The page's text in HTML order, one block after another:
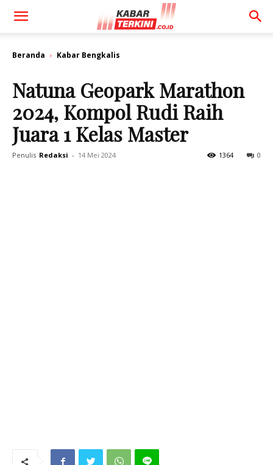
Beranda Kabar Bengkalis
Natuna Geopark Marathon
2024, Kompol Rudi Raih
Juara 1 Kelas Master
Penulis Redaksi - 14 Mei 2024 0
1364